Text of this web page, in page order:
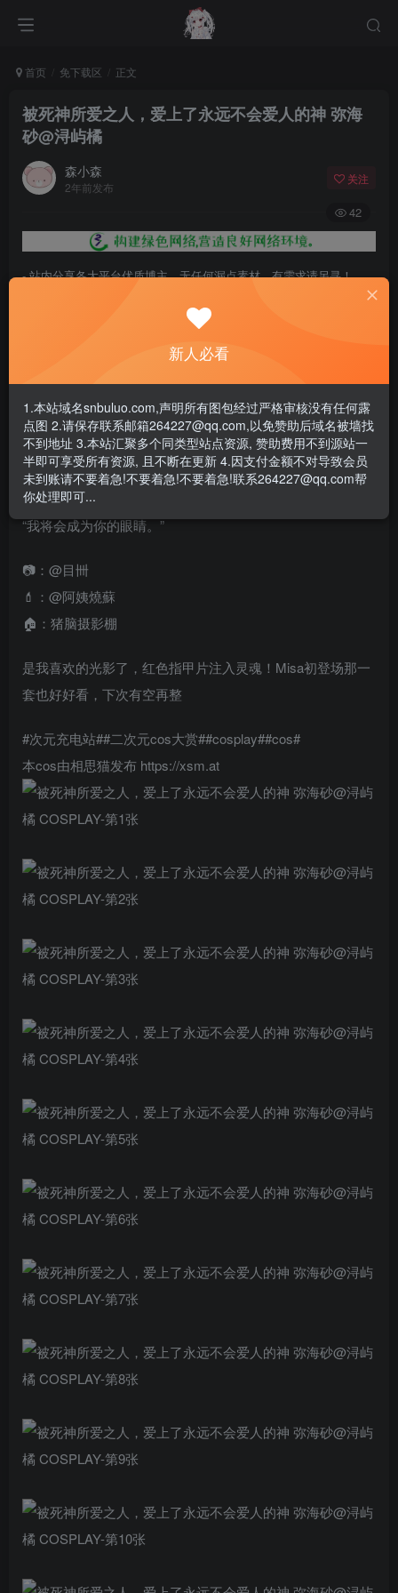
首页 免下载区 正文
被死神所爱之人，爱上了永远不会爱人的神 弥海
砂@浔屿橘
森小森
2年前发布
关注
42
- 站内分享各大平台优质博主，无任何漏点素材，有需求请另寻！
- 百度网盘提示提取码错误，请更换浏览器重试，这是百度网盘版本问
- 遇见解压密码不对、无法解压，请查看《解压教程》
- 资源失效/充值未到账/账号解禁...等问题请《提交工单》
#deathnote##弥海砂##cos正片#
「被死神所爱之人，爱上了永远不会爱人的神」
“我将会成为你的眼睛。”
📷：@目卌
💄：@阿姨燒蘇
🏠：猪脑摄影棚
是我喜欢的光影了，红色指甲片注入灵魂！Misa初登场那一
套也好好看，下次有空再整
#次元充电站##二次元cos大赏##cosplay##cos# ​​​
本cos由相思猫发布 https://xsm.at
新人必看
1.本站域名snbuluo.com,声明所有图包经过严格审核没有任何露
点图 2.请保存联系邮箱264227@qq.com,以免赞助后域名被墙找
不到地址 3.本站汇聚多个同类型站点资源, 赞助费用不到源站一
半即可享受所有资源, 且不断在更新 4.因支付金额不对导致会员
未到账请不要着急!不要着急!不要着急!联系264227@qq.com帮
你处理即可...